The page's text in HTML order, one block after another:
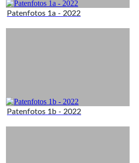
Patenfotos 1a - 2022
Patenfotos 1b - 2022